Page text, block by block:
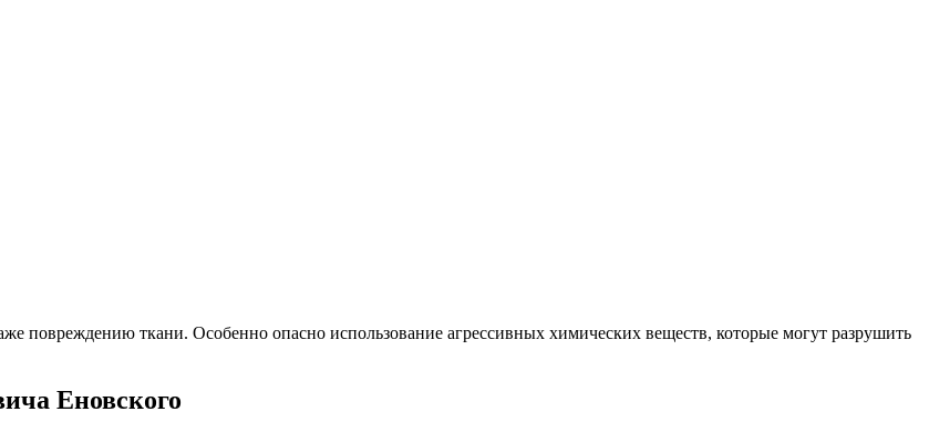
ткани. Особенно опасно использование агрессивных химических веществ, которые могут разрушить
Еновского